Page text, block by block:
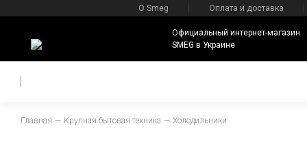
О Smeg Оплата и доставка
Официальный интернет-магазин
SMEG в Украине
Главная Крупная бытовая техника Холодильники